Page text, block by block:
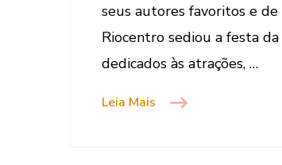
seus autores favoritos e
Riocentro sediou a festa
dedicados às atrações, …
Leia Mais